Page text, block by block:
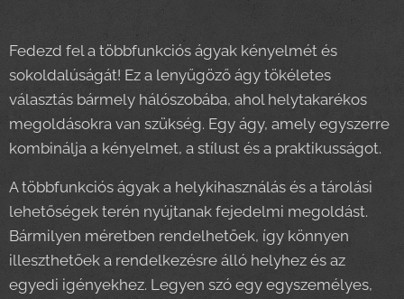
Fedezd fel a többfunkciós ágyak kényelmét és
sokoldalúságát! Ez a lenyűgöző ágy tökéletes
választás bármely hálószobába, ahol helytakarékos
megoldásokra van szükség. Egy ágy, amely egyszerre
kombinálja a kényelmet, a stílust és a praktikusságot.
A többfunkciós ágyak a helykihasználás és a tárolási
lehetőségek terén nyújtanak fejedelmi megoldást.
Bármilyen méretben rendelhetőek, így könnyen
illeszthetőek a rendelkezésre álló helyhez és az
egyedi igényekhez. Legyen szó egy egyszemélyes,